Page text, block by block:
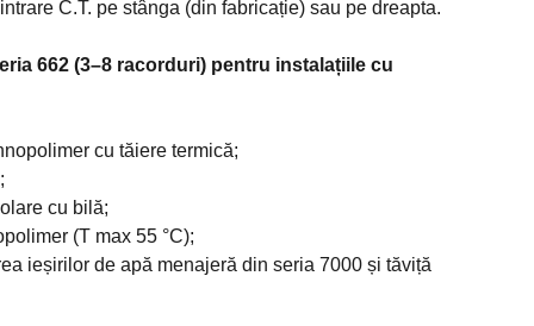
C.T. pe stânga (din fabricație) sau pe dreapta.
662 (3–8 racorduri) pentru instalațiile cu
cu tăiere termică;
cu bilă;
(T max 55 °C);
ieșirilor de apă menajeră din seria 7000 și tăviță